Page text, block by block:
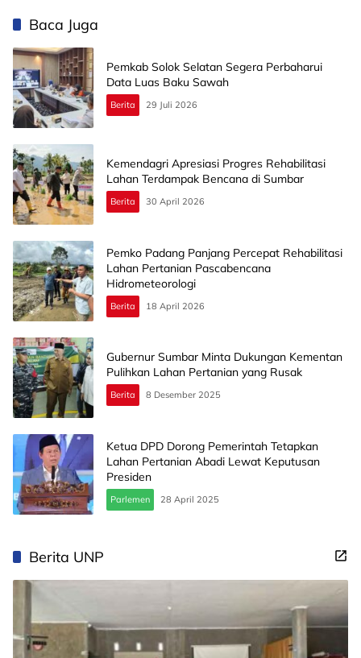
Baca Juga
Pemkab Solok Selatan Segera Perbaharui
Data Luas Baku Sawah
Berita 29 Juli 2026
Kemendagri Apresiasi Progres Rehabilitasi
Lahan Terdampak Bencana di Sumbar
Berita 30 April 2026
Pemko Padang Panjang Percepat Rehabilitasi
Lahan Pertanian Pascabencana
Hidrometeorologi
Berita 18 April 2026
Gubernur Sumbar Minta Dukungan Kementan
Pulihkan Lahan Pertanian yang Rusak
Berita 8 Desember 2025
Ketua DPD Dorong Pemerintah Tetapkan
Lahan Pertanian Abadi Lewat Keputusan
Presiden
Parlemen 28 April 2025
Berita UNP